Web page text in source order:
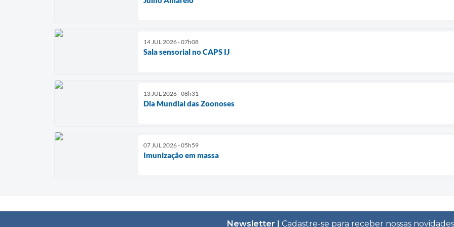
14 JUL 2026 - 07h08
Sala sensorial no CAPS IJ
13 JUL 2026 - 08h31
Dia Mundial das Zoonoses
07 JUL 2026 - 05h59
Imunização em massa
Newsletter | Cadastre-se para receber nossas novidades